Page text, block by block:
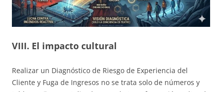
VIII. El impacto cultural
Realizar un Diagnóstico de Riesgo de Experiencia del
Cliente y Fuga de Ingresos no se trata solo de números y